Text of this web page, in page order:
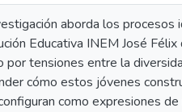
aborda los
Educativa INEM José
por tensiones entre la
cómo estos jóvenes
como expresiones